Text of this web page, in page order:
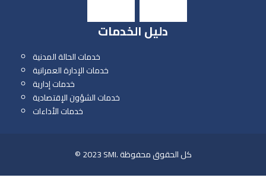
دليل الخدمات
خدمات الإدارة العمرانية
خدمات إدارية
خدمات الشؤون الإقتصادية
خدمات الأداءات
© 2023 SMI. كل الحقوق محفوظة